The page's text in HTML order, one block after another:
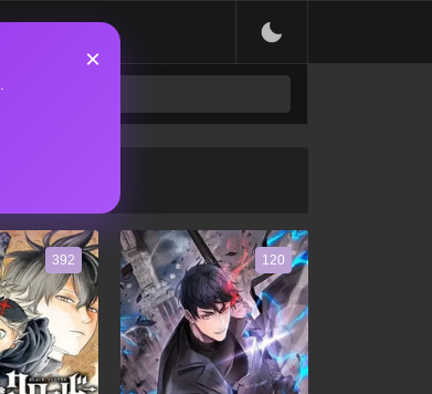
×
392 120